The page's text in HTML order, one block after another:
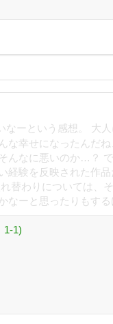
ーという感想。 大人
な幸せになったんだね
んなに悪いのか…？
経験を反映された作品
替わりについては、
なーと思ったりもする
1-1)